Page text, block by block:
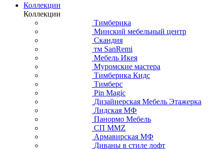
Коллекции
Коллекции
Тимберика
Минский мебельный центр
Скандия
тм SanRemi
Мебель Икея
Муромские мастера
Тимберика Кидс
Тимберс
Pin Magic
Дизайнерская Мебель Этажерка
Лидская МФ
Панормо Мебель
СП ММZ
Армавирская МФ
Диваны в стиле лофт